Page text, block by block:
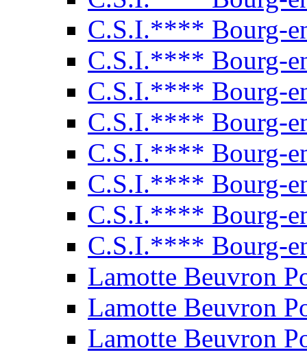
C.S.I.**** Bourg-
C.S.I.**** Bourg-
C.S.I.**** Bourg-
C.S.I.**** Bourg-
C.S.I.**** Bourg-
C.S.I.**** Bourg-
C.S.I.**** Bourg-
C.S.I.**** Bourg-
Lamotte Beuvron
Lamotte Beuvron
Lamotte Beuvron